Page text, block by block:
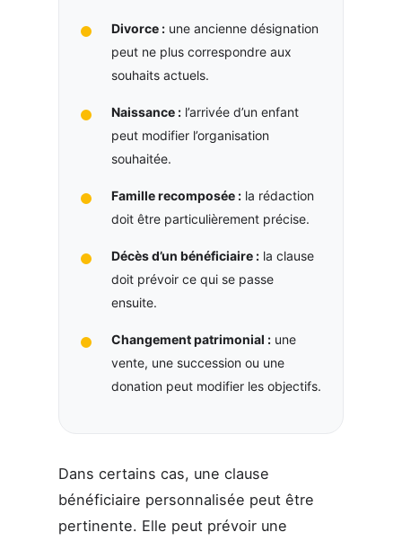
Divorce :une ancienne désignation
peut ne plus correspondre aux
souhaits actuels.
Naissance :l’arrivée d’un enfant
peut modifier l’organisation
souhaitée.
Famille recomposée :la rédaction
doit être particulièrement précise.
Décès d’un bénéficiaire :la clause
doit prévoir ce qui se passe
ensuite.
Changement patrimonial :une
vente, une succession ou une
donation peut modifier les objectifs.
Dans certains cas, une clause
bénéficiaire personnalisée peut être
pertinente. Elle peut prévoir une